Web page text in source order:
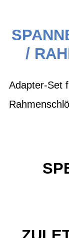
/
Adapter-Set